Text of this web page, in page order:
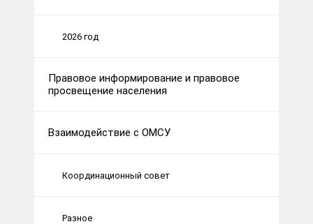
2026 год
Правовое информирование и правовое
просвещение населения
Взаимодействие с ОМСУ
Координационный совет
Разное